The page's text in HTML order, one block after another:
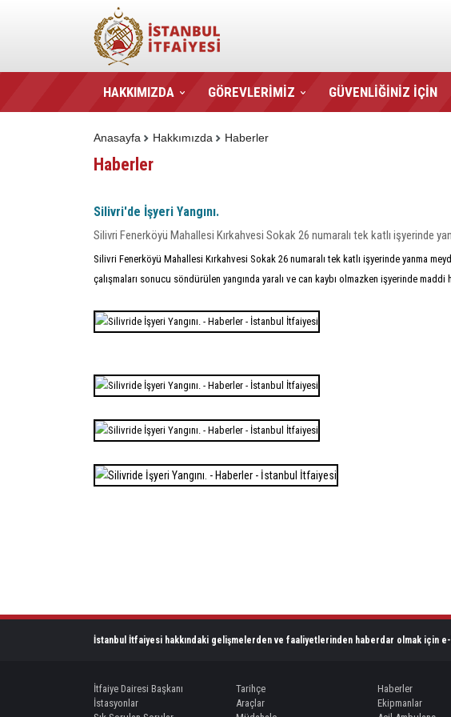
HAKKIMIZDA GÖREVLERİMİZ GÜVENLİĞİNİZ İÇİN
Haberler
Hakkımızda
Anasayfa
Haberler
Silivri'de İşyeri Yangını.
Silivri Fenerköyü Mahallesi Kırkahvesi Sokak 26 numaralı tek katlı işyerinde
Silivri Fenerköyü Mahallesi Kırkahvesi Sokak 26 numaralı tek katlı işyerinde yanma
çalışmaları sonucu söndürülen yangında yaralı ve can kaybı olmazken işyerinde maddi
İstanbul İtfaiyesi hakkındaki gelişmelerden ve faaliyetlerinden haberdar olmak için
İtfaiye Dairesi Başkanı Tarihçe Haberler
İstasyonlar
Araçlar Ekipmanlar